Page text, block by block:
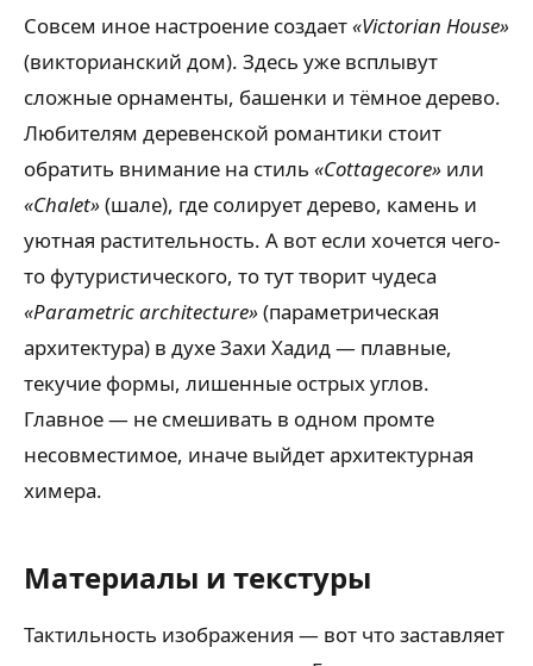
Совсем иное настроение создает«Victorian House»
(викторианский дом). Здесь уже всплывут
сложные орнаменты, башенки и тёмное дерево.
Любителям деревенской романтики стоит
обратить внимание на стиль «Cottagecore» или
«Chalet»(шале), где солирует дерево, камень и
уютная растительность. А вот если хочется чего-
то футуристического, то тут творит чудеса
«Parametric architecture»(параметрическая
архитектура) в духе Захи Хадид — плавные,
текучие формы, лишенные острых углов.
Главное — не смешивать в одном промте
несовместимое, иначе выйдет архитектурная
химера.
Материалы и текстуры
Тактильность изображения — вот что заставляет